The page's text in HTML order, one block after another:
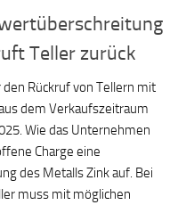
Teller zurück
Rückruf von Tellern mit
dem Verkaufszeitraum
Wie das Unternehmen
Charge eine
des Metalls Zink auf. Bei
muss mit möglichen